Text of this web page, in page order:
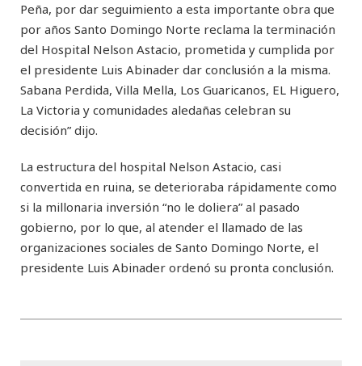
Peña, por dar seguimiento a esta importante obra que
por años Santo Domingo Norte reclama la terminación
del Hospital Nelson Astacio, prometida y cumplida por
el presidente Luis Abinader dar conclusión a la misma.
Sabana Perdida, Villa Mella, Los Guaricanos, EL Higuero,
La Victoria y comunidades aledañas celebran su
decisión” dijo.
La estructura del hospital Nelson Astacio, casi
convertida en ruina, se deterioraba rápidamente como
si la millonaria inversión “no le doliera” al pasado
gobierno, por lo que, al atender el llamado de las
organizaciones sociales de Santo Domingo Norte, el
presidente Luis Abinader ordenó su pronta conclusión.